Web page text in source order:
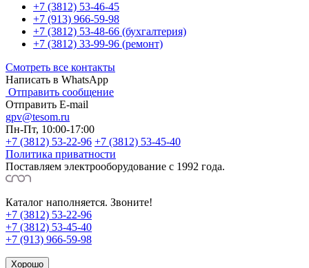
+7 (3812) 53-46-45
+7 (913) 966-59-98
+7 (3812) 53-48-66 (бухгалтерия)
+7 (3812) 33-99-96 (ремонт)
Смотреть все контакты
Написать в WhatsApp
Отправить сообщение
Отправить E-mail
gpv@tesom.ru
Пн-Пт, 10:00-17:00
+7 (3812) 53-22-96 +7 (3812) 53-45-40
Политика приватности
Поставляем электрооборудование с 1992 года.
Каталог наполняется. Звоните!
+7 (3812) 53-22-96
+7 (3812) 53-45-40
+7 (913) 966-59-98
Хорошо